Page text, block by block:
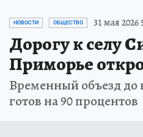
НОВОСТИ ОБЩЕСТВО 31 мая 2026
Дорогу к селу
Приморье
Временный объезд до
готов на 90 процентов